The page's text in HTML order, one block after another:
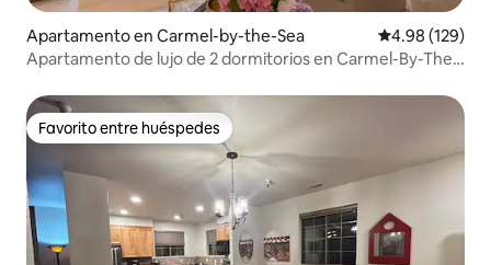
Apartamento en Carmel-by-the-Sea Calificación
4.98 (129)
Apartamento de lujo de 2 dormitorios en Carmel-By-The-
Favorito entre huéspedes
Favorito entre huéspedes